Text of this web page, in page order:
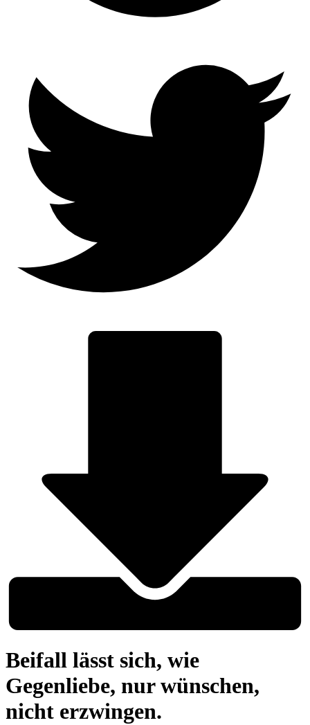
Beifall lässt sich, wie
Gegenliebe, nur wünschen,
nicht erzwingen.